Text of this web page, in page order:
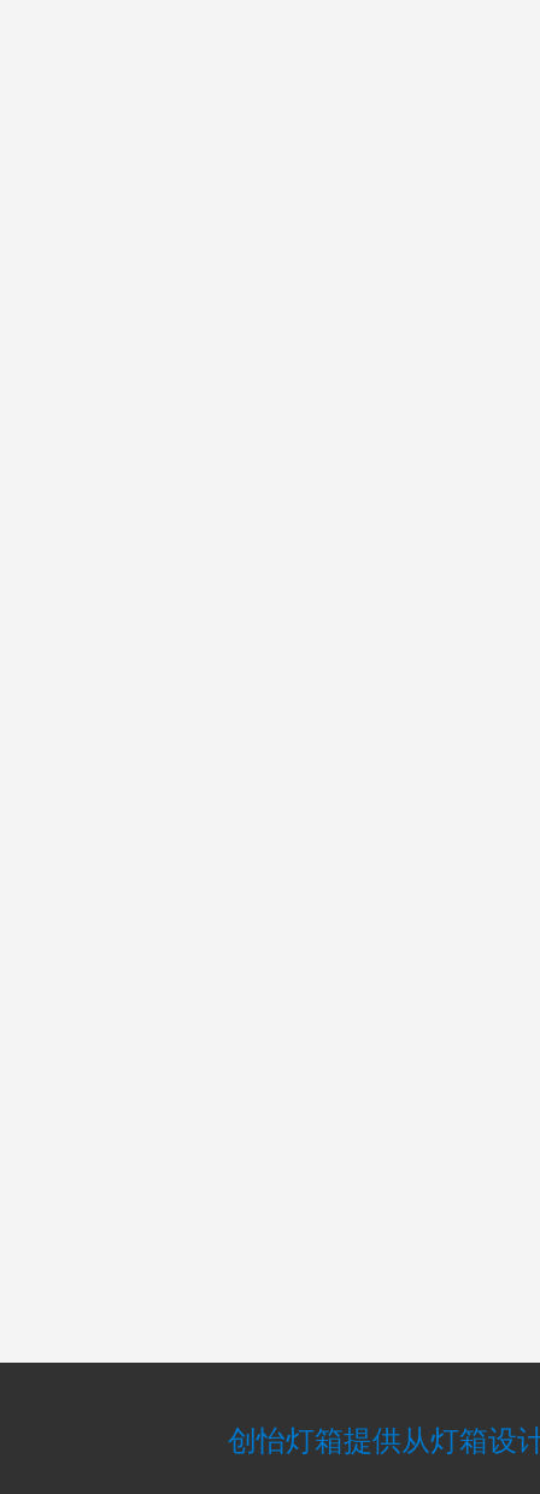
创怡灯箱提供从灯箱设